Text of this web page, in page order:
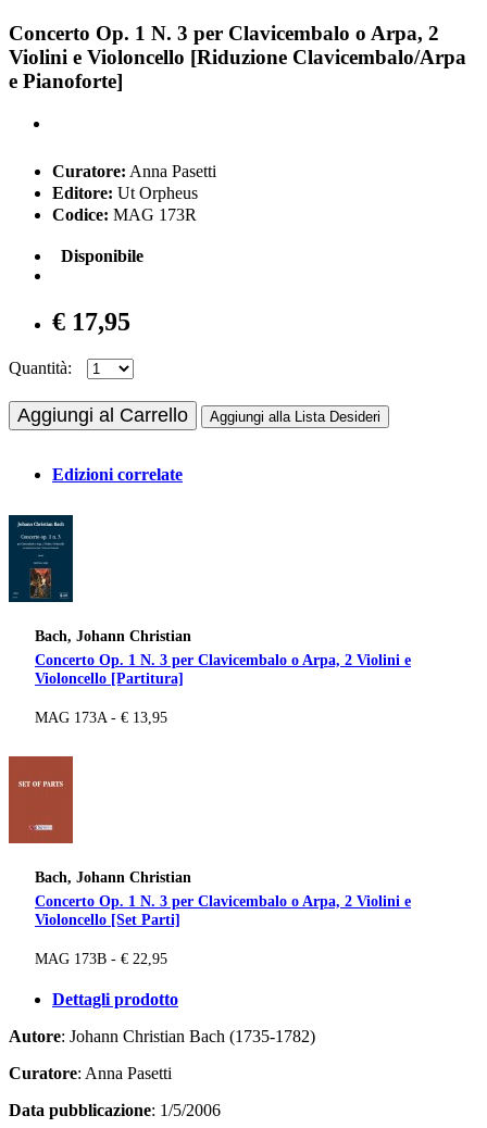
Concerto Op. 1 N. 3 per Clavicembalo o Arpa, 2
Violini e Violoncello [Riduzione Clavicembalo/Arpa
e Pianoforte]
Curatore: Anna Pasetti
Editore: Ut Orpheus
Codice: MAG 173R
Disponibile
€ 17,95
Quantità:
Aggiungi al Carrello Aggiungi alla Lista Desideri
Edizioni correlate
Bach, Johann Christian
Concerto Op. 1 N. 3 per Clavicembalo o Arpa, 2 Violini e
Violoncello [Partitura]
MAG 173A - € 13,95
Bach, Johann Christian
Concerto Op. 1 N. 3 per Clavicembalo o Arpa, 2 Violini e
Violoncello [Set Parti]
MAG 173B - € 22,95
Dettagli prodotto
Autore: Johann Christian Bach (1735-1782)
Curatore: Anna Pasetti
Data pubblicazione: 1/5/2006